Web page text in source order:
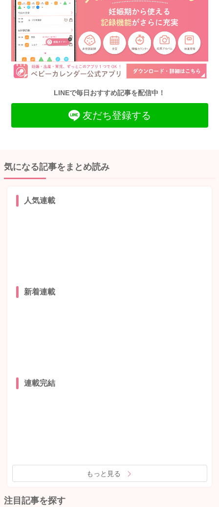
LINEで毎日おすすめ記事を配信中！
友だち登録する
気になる記事をまとめ読み
人気連載
新着連載
連載完結
もっと見る
注目記事を探す